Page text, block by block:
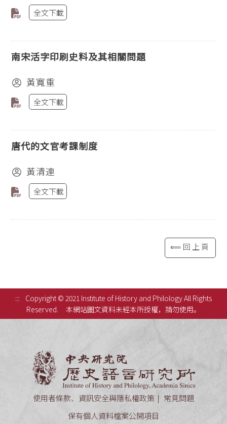
全文下載
南宋活字印刷史料及其相關問題
黃寬重
全文下載
唐代的文官考課制度
黃清連
全文下載
⟸回上頁
:::
Copyright © 2021 Institute of History and Philology All Rights
Reserved.
本網站圖文資料未經本所授權，請勿使用。
使用者條款、資訊安全與隱私權政策
常見問題
保有個人資料檔案公開項目